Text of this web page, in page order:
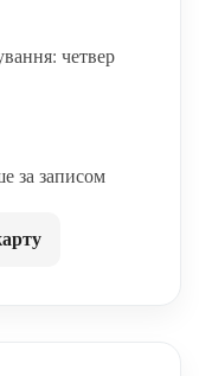
четвер
за записом